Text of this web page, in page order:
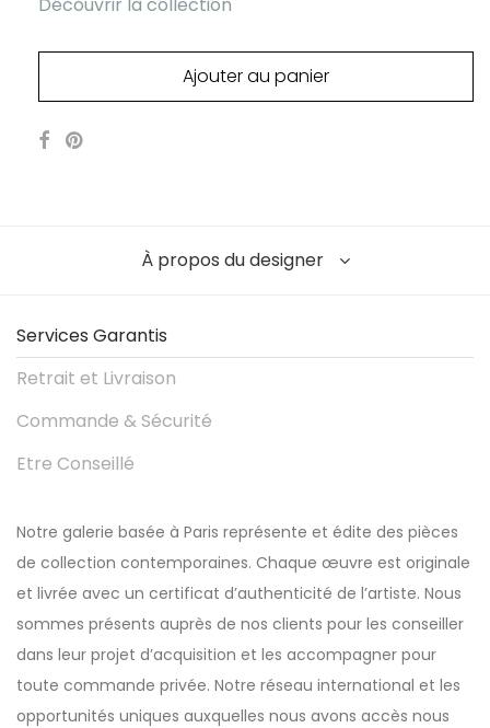
Ajouter au panier
À propos du designer
Services Garantis
Retrait et Livraison
Commande & Sécurité
Etre Conseillé
Notre galerie basée à Paris représente et édite des pièces
de collection contemporaines. Chaque œuvre est originale
et livrée avec un certificat d’authenticité de l’artiste. Nous
sommes présents auprès de nos clients pour les conseiller
dans leur projet d’acquisition et les accompagner pour
toute commande privée. Notre réseau international et les
opportunités uniques auxquelles nous avons accès nous